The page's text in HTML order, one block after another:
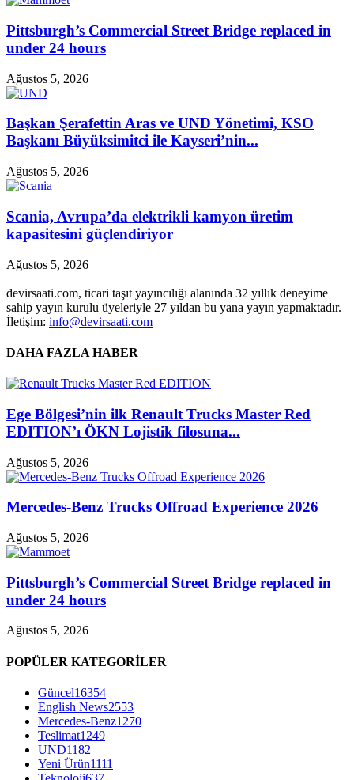
Pittsburgh’s Commercial Street Bridge replaced in
under 24 hours
Ağustos 5, 2026
Başkan Şerafettin Aras ve UND Yönetimi, KSO
Başkanı Büyüksimitci ile Kayseri’nin...
Ağustos 5, 2026
Scania, Avrupa’da elektrikli kamyon üretim
kapasitesini güçlendiriyor
Ağustos 5, 2026
devirsaati.com, ticari taşıt yayıncılığı alanında 32 yıllık deneyime
sahip yayın kurulu üyeleriyle 27 yıldan bu yana yayın yapmaktadır.
İletişim: info@devirsaati.com
DAHA FAZLA HABER
Ege Bölgesi’nin ilk Renault Trucks Master Red
EDITION’ı ÖKN Lojistik filosuna...
Ağustos 5, 2026
Mercedes-Benz Trucks Offroad Experience 2026
Ağustos 5, 2026
Pittsburgh’s Commercial Street Bridge replaced in
under 24 hours
Ağustos 5, 2026
POPÜLER KATEGORİLER
Güncel16354
English News2553
Mercedes-Benz1270
Teslimat1249
UND1182
Yeni Ürün1111